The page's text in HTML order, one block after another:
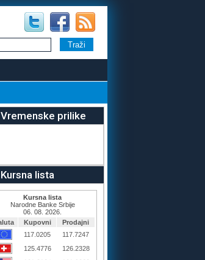
Vremenske prilike
Kursna lista